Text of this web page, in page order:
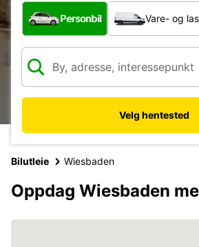
Hvilken type bil?
Personbil Vare- og
Velg hentested
Bilutleie Wiesbaden
Oppdag Wiesbaden